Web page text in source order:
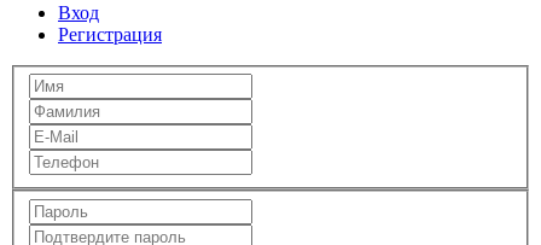
Вход
Регистрация